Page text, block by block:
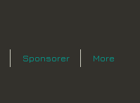
Sponsorer More